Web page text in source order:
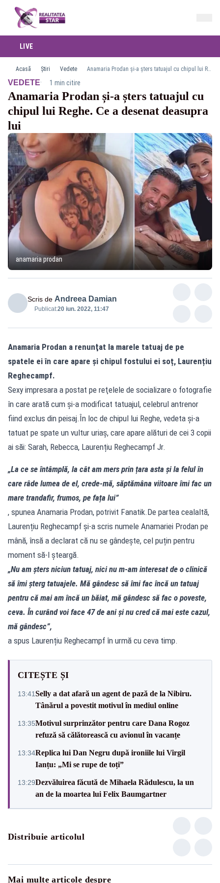
LIVE
Acasă Știri Vedete Anamaria Prodan și-a șters tatuajul cu chipul lui Reghe. Ce a desenat deasupra lui
VEDETE· 1 min citire
Anamaria Prodan și-a șters tatuajul cu
chipul lui Reghe. Ce a desenat deasupra
lui
anamaria prodan
Scris de Andreea Damian
Publicat:20 iun. 2022, 11:47
Anamaria Prodan a renunţat la marele tatuaj de pe
spatele ei în care apare și chipul fostului ei soț, Laurențiu
Reghecampf.
Sexy impresara a postat pe reţelele de socializare o fotografie
în care arată cum și-a modificat tatuajul, celebrul antrenor
fiind exclus din peisaj.În loc de chipul lui Reghe, vedeta şi-a
tatuat pe spate un vultur uriaș, care apare alături de cei 3 copii
ai săi: Sarah, Rebecca, Laurențiu Reghecampf Jr.
„La ce se întâmplă, la cât am mers prin țara asta și la felul în
care râde lumea de el, crede-mă, săptămâna viitoare îmi fac un
mare trandafir, frumos, pe fața lui”
, spunea Anamaria Prodan, potrivit Fanatik.De partea cealaltă,
Laurențiu Reghecampf și-a scris numele Anamariei Prodan pe
mână, însă a declarat că nu se gândește, cel puțin pentru
moment să-l șteargă.
„Nu am șters niciun tatuaj, nici nu m-am interesat de o clinică
să îmi șterg tatuajele. Mă gândesc să îmi fac încă un tatuaj
pentru că mai am încă un băiat, mă gândesc să fac o poveste,
ceva. În curând voi face 47 de ani și nu cred că mai este cazul,
mă gândesc”,
a spus Laurențiu Reghecampf în urmă cu ceva timp.
CITEȘTE ȘI
13:41Selly a dat afară un agent de pază de la Nibiru.
Tânărul a povestit motivul în mediul online
13:35Motivul surprinzător pentru care Dana Rogoz
refuză să călătorească cu avionul în vacanțe
13:34Replica lui Dan Negru după ironiile lui Virgil
Ianțu: „Mi se rupe de toți”
13:29Dezvăluirea făcută de Mihaela Rădulescu, la un
an de la moartea lui Felix Baumgartner
Distribuie articolul
Mai multe articole despre